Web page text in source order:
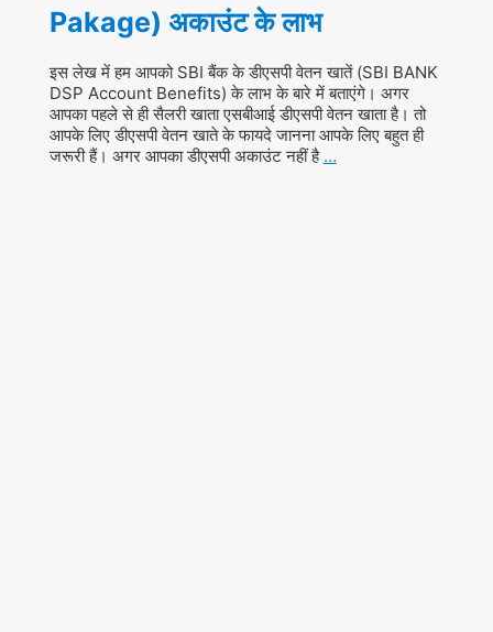
Pakage) अकाउंट के लाभ
इस लेख में हम आपको SBI बैंक के डीएसपी वेतन खातें (SBI BANK
DSP Account Benefits) के लाभ के बारे में बताएंगे। अगर
आपका पहले से ही सैलरी खाता एसबीआई डीएसपी वेतन खाता है। तो
आपके लिए डीएसपी वेतन खाते के फायदे जानना आपके लिए बहुत ही
जरूरी हैं। अगर आपका डीएसपी अकाउंट नहीं है …